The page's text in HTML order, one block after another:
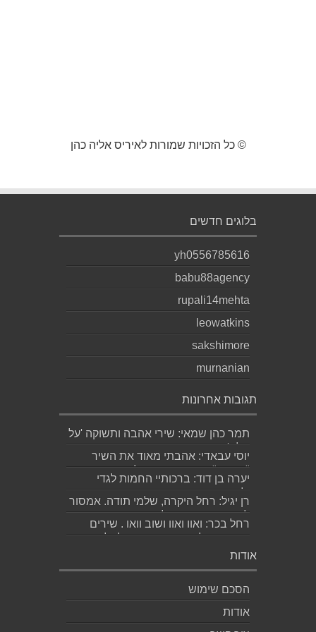
© כל הזכויות שמורות לאיריס אליה כהן
בלוגים חדשים
yh0556785616
babu88agency
rupali14mehta
leowatkins
sakshimore
murnanian
תגובות אחרונות
תמר כהן שמאי: שירי אהבה ותשוקה 'על
מלא' , יפהפיים אהבתי במיוחד את
'סחף' תו...
יוסי עבאדי: אהבתי מאוד את השיר
"השקה". יש בו פיכחון של אדם המביט
בזמן שח...
יערה בן דוד: ברכותיי החמות לגדי
ולאהובה האהובה המעוטרת בזר שירים
יפה ומרג...
רן יגיל: רחל היקרה, שלמי תודה. אמסור
לגד היקר. שבת שלום. רן...
רחל בכר: ואוו ואוו ושוב וואו . שירים
מרחיבים לב ותקווה, בנויים לתלפיו...
אודות
הסכם שימוש
אודות